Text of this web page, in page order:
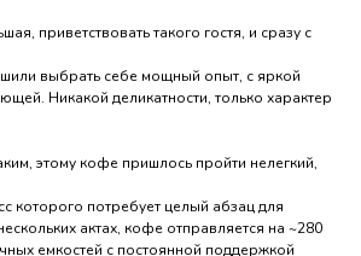
приветствовать такого гостя, и сразу с
выбрать себе мощный опыт, с яркой
Никакой деликатности, только характер
этому кофе пришлось пройти нелегкий,
которого потребует целый абзац для
актах, кофе отправляется на ~280
емкостей с постоянной поддержкой